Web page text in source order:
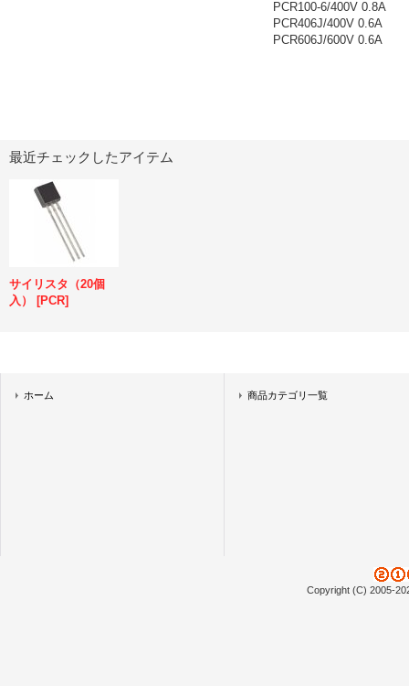
PCR100-6/400V 0.8A
PCR406J/400V 0.6A
PCR606J/600V 0.6A
最近チェックしたアイテム
サイリスタ（20個
入）
[PCR]
ホーム 商品カテゴリ一覧
Copyright (C) 2005-